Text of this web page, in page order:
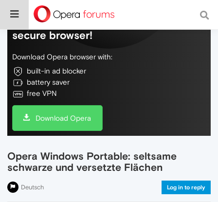
Do more on the web, with a fast and
secure browser!
Download Opera browser with:
built-in ad blocker
battery saver
free VPN
Download Opera
Opera Windows Portable: seltsame
schwarze und versetzte Flächen
Deutsch Log in to reply